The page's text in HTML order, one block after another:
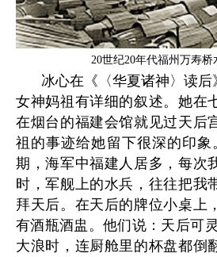
20世纪20年代福州万寿
冰心在《〈华夏诸神〉读
女神妈祖有详细的叙述。她在
在烟台的福建会馆就见过天后
祖的事迹给她留下很深的印
期，海军中福建人居多，每次
时，军舰上的水兵，往往把我
拜天后。在天后的牌位小桌上
有酒瓶酒盅。他们说：天后可
大浪时，连厨舱里的杯盘都倒